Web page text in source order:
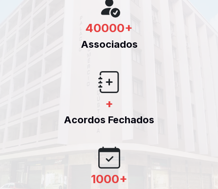
40000+
Associados
+
Acordos Fechados
1000+